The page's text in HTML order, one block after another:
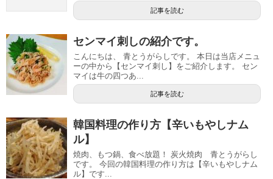
記事を読む
センマイ刺しの紹介です。
こんにちは、 青とうがらしです。 本日は当店メニュ
ーの中から【センマイ刺し】をご紹介します。 セン
マイは牛の四つあ...
記事を読む
韓国料理の作り方【辛いもやしナム
ル】
焼肉、もつ鍋、食べ放題！ 炭火焼肉 青とうがらし
です。 今回の韓国料理の作り方は【辛いもやしナム
ル】です...